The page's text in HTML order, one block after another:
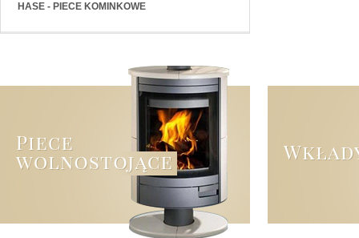
HASE - PIECE KOMINKOWE